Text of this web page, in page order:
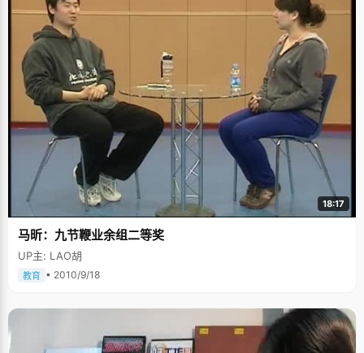
18:17
马昕：九节鞭业余组二等奖
UP主: LAO胡
教育 • 2010/9/18